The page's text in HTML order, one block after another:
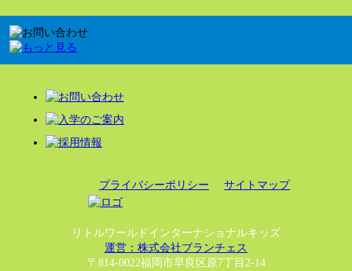
プライバシーポリシー サイトマップ
リトルワールドインターナショナルキッズ
運営：株式会社ブランチェス
〒814-0022福岡市早良区原7丁目2-14